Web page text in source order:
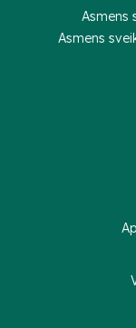
Asmens
Asmens